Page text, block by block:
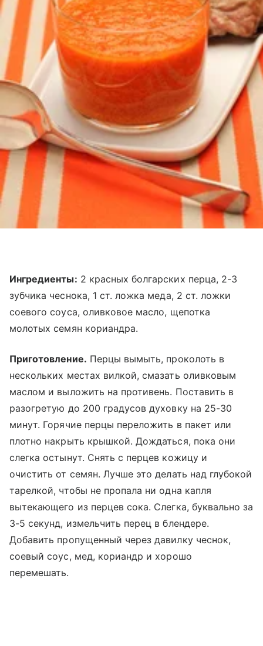
Ингредиенты: 2 красных болгарских перца, 2-3
зубчика чеснока, 1 ст. ложка меда, 2 ст. ложки
соевого соуса, оливковое масло, щепотка
молотых семян кориандра.
Приготовление. Перцы вымыть, проколоть в
нескольких местах вилкой, смазать оливковым
маслом и выложить на противень. Поставить в
разогретую до 200 градусов духовку на 25-30
минут. Горячие перцы переложить в пакет или
плотно накрыть крышкой. Дождаться, пока они
слегка остынут. Снять с перцев кожицу и
очистить от семян. Лучше это делать над глубокой
тарелкой, чтобы не пропала ни одна капля
вытекающего из перцев сока. Слегка, буквально за
3-5 секунд, измельчить перец в блендере.
Добавить пропущенный через давилку чеснок,
соевый соус, мед, кориандр и хорошо
перемешать.